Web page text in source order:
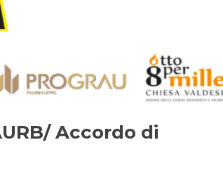
Accordo di